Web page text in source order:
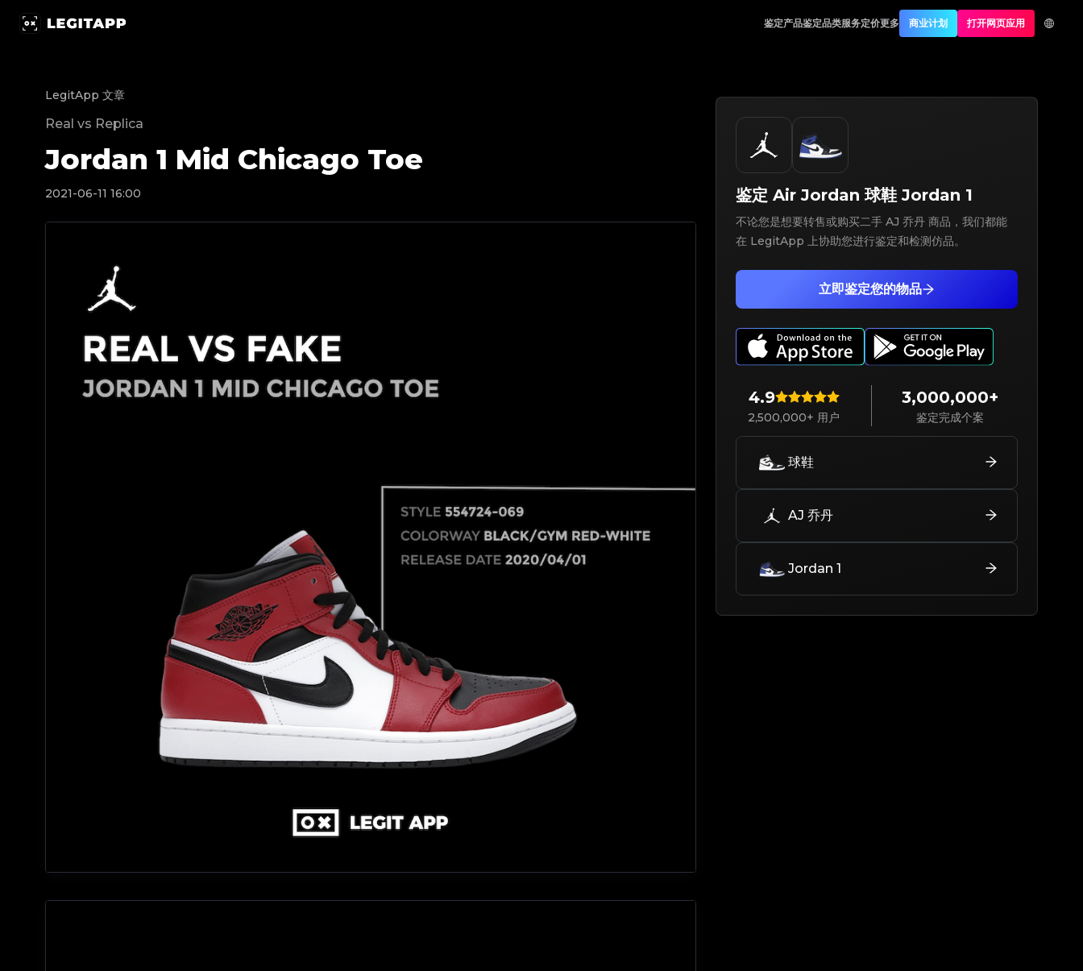
鉴定产品鉴定品类服务定价更多 商业计划 打开网页应用
LegitApp 文章
Real vs Replica
Jordan 1 Mid Chicago Toe
2021-06-11 16:00
4.9
2,500,000+ 用户
3,000,000+
鉴定完成个案
立即鉴定您的物品
不论您是想要转售或购买二手 AJ 乔丹 商品，我们都能
在 LegitApp 上协助您进行鉴定和检测仿品。
鉴定 Air Jordan 球鞋 Jordan 1
球鞋
AJ 乔丹
Jordan 1